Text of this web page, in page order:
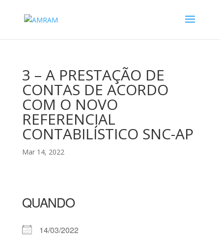
3 – A PRESTAÇÃO DE
CONTAS DE ACORDO
COM O NOVO
REFERENCIAL
CONTABILÍSTICO SNC-AP
Mar 14, 2022
QUANDO
14/03/2022